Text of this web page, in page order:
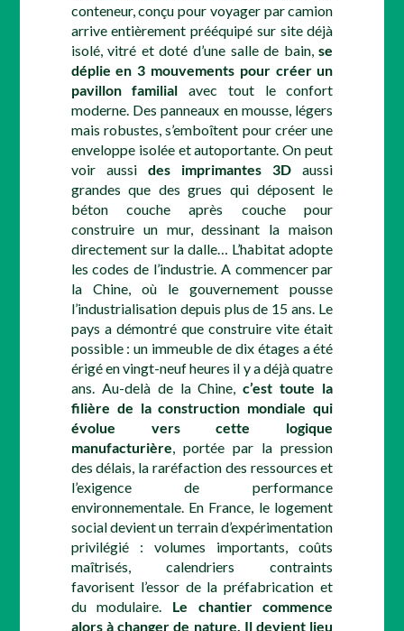
conteneur, conçu pour voyager par camion
arrive entièrement prééquipé sur site déjà
isolé, vitré et doté d’une salle de bain,se
déplie en 3 mouvements pour créer un
pavillon familial avec tout le confort
moderne. Des panneaux en mousse, légers
mais robustes, s’emboîtent pour créer une
enveloppe isolée et autoportante. On peut
voir aussi des imprimantes 3D aussi
grandes que des grues qui déposent le
béton couche après couche pour
construire un mur, dessinant la maison
directement sur la dalle… L’habitat adopte
les codes de l’industrie. A commencer par
la Chine, où le gouvernement pousse
l’industrialisation depuis plus de 15 ans. Le
pays a démontré que construire vite était
possible : un immeuble de dix étages a été
érigé en vingt-neuf heures il y a déjà quatre
ans. Au-delà de la Chine,c’est toute la
filière de la construction mondiale qui
évolue vers cette logique
manufacturière, portée par la pression
des délais, la raréfaction des ressources et
l’exigence de performance
environnementale. En France, le logement
social devient un terrain d’expérimentation
privilégié : volumes importants, coûts
maîtrisés, calendriers contraints
favorisent l’essor de la préfabrication et
du modulaire. Le chantier commence
alors à changer de nature. Il devient lieu